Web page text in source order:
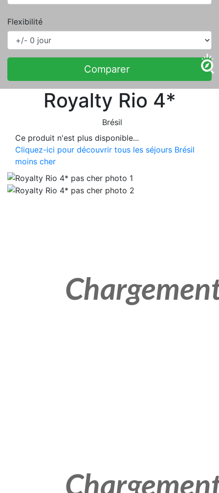
Flexibilité
Comparer
Royalty Rio 4*
Brésil
Ce produit n'est plus disponible...
Cliquez-ici pour découvrir tous les séjours Brésil
moins cher